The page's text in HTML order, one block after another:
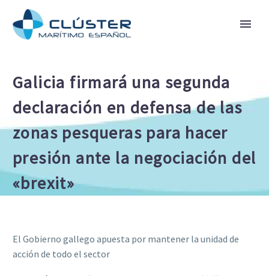
Galicia firmará una segunda
declaración en defensa de las
zonas pesqueras para hacer
presión ante la negociación del
«brexit»
El Gobierno gallego apuesta por mantener la unidad de
acción de todo el sector